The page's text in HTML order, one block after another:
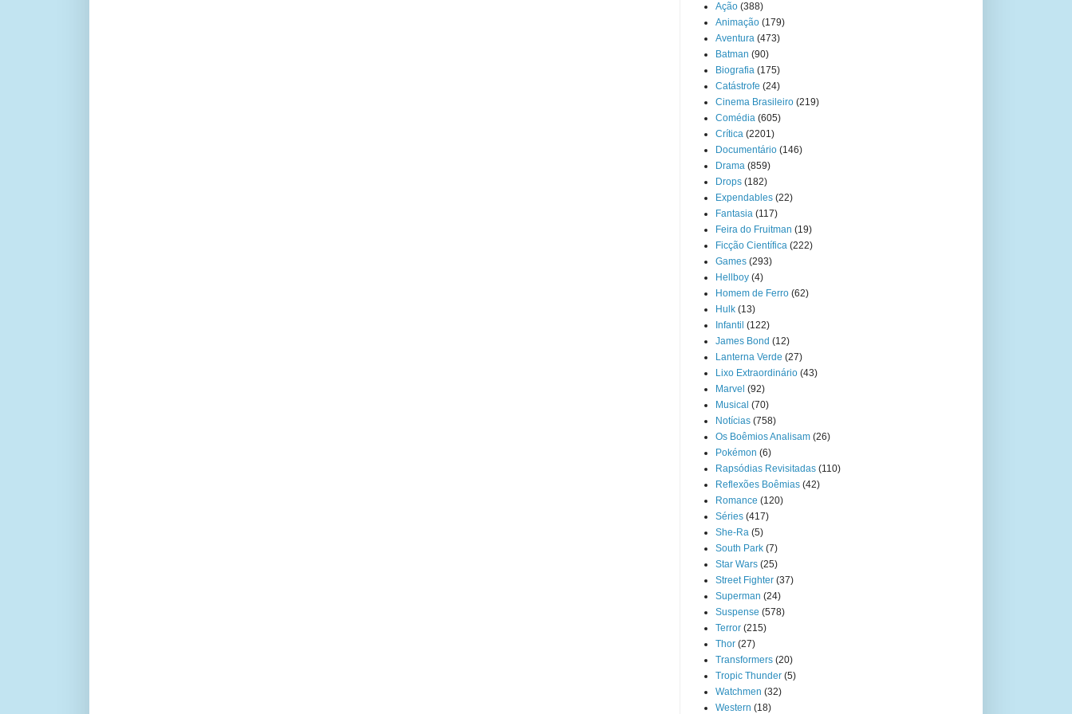
Ação (388)
Animação (179)
Aventura (473)
Batman (90)
Biografia (175)
Catástrofe (24)
Cinema Brasileiro (219)
Comédia (605)
Crítica (2201)
Documentário (146)
Drama (859)
Drops (182)
Expendables (22)
Fantasia (117)
Feira do Fruitman (19)
Ficção Científica (222)
Games (293)
Hellboy (4)
Homem de Ferro (62)
Hulk (13)
Infantil (122)
James Bond (12)
Lanterna Verde (27)
Lixo Extraordinário (43)
Marvel (92)
Musical (70)
Notícias (758)
Os Boêmios Analisam (26)
Pokémon (6)
Rapsódias Revisitadas (110)
Reflexões Boêmias (42)
Romance (120)
Séries (417)
She-Ra (5)
South Park (7)
Star Wars (25)
Street Fighter (37)
Superman (24)
Suspense (578)
Terror (215)
Thor (27)
Transformers (20)
Tropic Thunder (5)
Watchmen (32)
Western (18)